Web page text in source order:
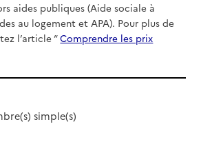
aides publiques (Aide sociale à
au logement et APA). Pour plus de
l’article “Comprendre les prix
simple(s)